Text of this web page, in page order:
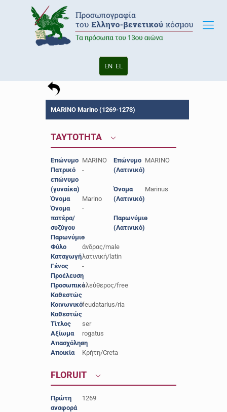
EN EL
MARINO Marino (1269-1273)
ΤΑΥΤΟΤΗΤΑ
Επώνυμο MARINO
Πατρικό
επώνυμο
(γυναίκα)
-
Όνομα
Marino
Όνομα
πατέρα/
συζύγου
-
Παρωνύμιο
-
Φύλο
άνδρας/male
Καταγωγήλατινική/latin
Γένος
-
Προέλευση-
Προσωπικό
Καθεστώς
ελεύθερος/free
Κοινωνικό
Καθεστώς
feudatarius/ria
Τίτλος
ser
Αξίωμα
rogatus
Απασχόληση
-
Αποικία
Κρήτη/Creta
Επώνυμο
(Λατινικό)
MARINO
Όνομα
(Λατινικό)
Marinus
Παρωνύμιο
(Λατινικό)
-
FLORUIT
Πρώτη
αναφορά
1269